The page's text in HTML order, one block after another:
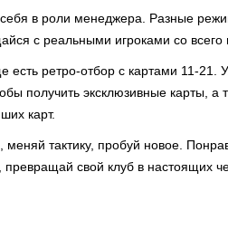
в роли менеджера. Разные
с реальными игроками со всего
есть ретро-отбор с картами 11-21.
получить эксклюзивные карты, а
карт.
тактику, пробуй новое.
свой клуб в настоящих